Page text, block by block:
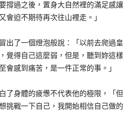
撐過之後，置身大自然裡的滿足感讓
會迫不期待再次往山裡走。」
出了一個燈泡般說：「以前去爬過皇
覺得自己這麼弱，但是，聽到妳這樣
會感到痛苦，是一件正常的事。」
了身體的疲憊不代表他的極限，「但
挑戰一下自己，我開始相信自己做的